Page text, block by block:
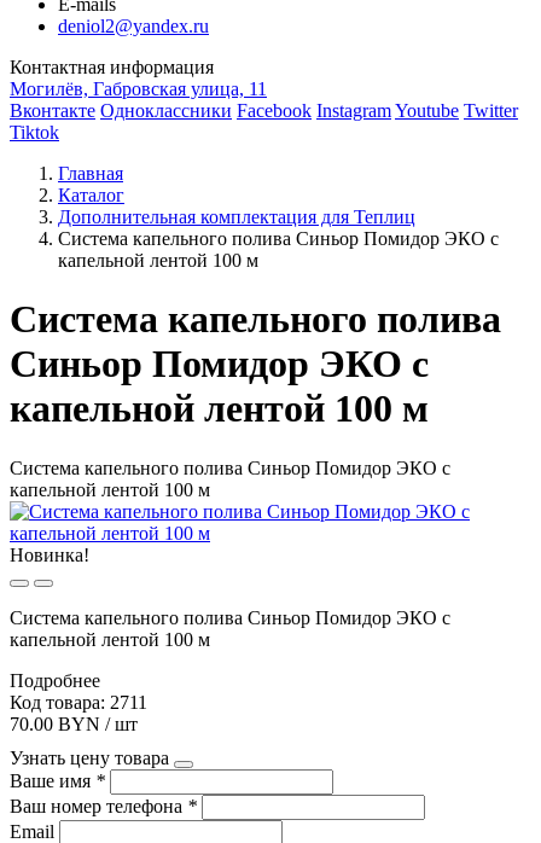
E-mails
deniol2@yandex.ru
Контактная информация
Могилёв, Габровская улица, 11
Вконтакте Одноклассники Facebook InstagramYoutube Twitter
Tiktok
Главная
Каталог
Дополнительная комплектация для Теплиц
Система капельного полива Синьор Помидор ЭКО с
капельной лентой 100 м
Система капельного полива
Синьор Помидор ЭКО с
капельной лентой 100 м
Система капельного полива Синьор Помидор ЭКО с
капельной лентой 100 м
Новинка!
Система капельного полива Синьор Помидор ЭКО с
капельной лентой 100 м
Подробнее
Код товара: 2711
70.00 BYN / шт
Узнать цену товара
Ваше имя *
Ваш номер телефона *
Email